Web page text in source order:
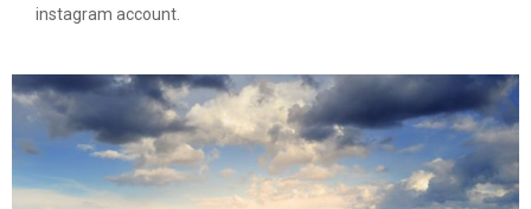
instagram account.